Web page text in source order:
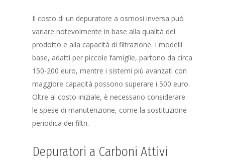
Il costo di un depuratore a osmosi inversa può
variare notevolmente in base alla qualità del
prodotto e alla capacità di filtrazione. I modelli
base, adatti per piccole famiglie, partono da circa
150-200 euro, mentre i sistemi più avanzati con
maggiore capacità possono superare i 500 euro.
Oltre al costo iniziale, è necessario considerare
le spese di manutenzione, come la sostituzione
periodica dei filtri.
Depuratori a Carboni Attivi